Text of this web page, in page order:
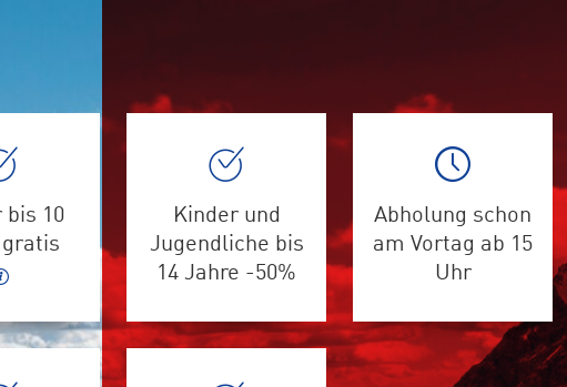
bis 10
Kinder und
Jugendliche bis
14 Jahre -50%
Abholung schon
am Vortag ab 15
Uhr